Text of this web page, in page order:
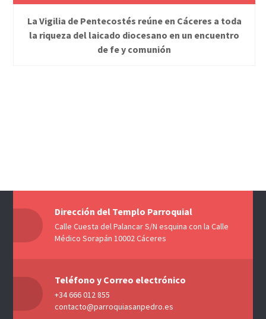
La Vigilia de Pentecostés reúne en Cáceres a toda
la riqueza del laicado diocesano en un encuentro
de fe y comunión
Dirección del Templo Parroquial
Calle Cuesta del Palancar S/N esquina con la Calle
Médico Sorapán 10002 Cáceres
Teléfono y Correo electrónico
+34 666 012 855
contacto@parroquiasanpedro.es